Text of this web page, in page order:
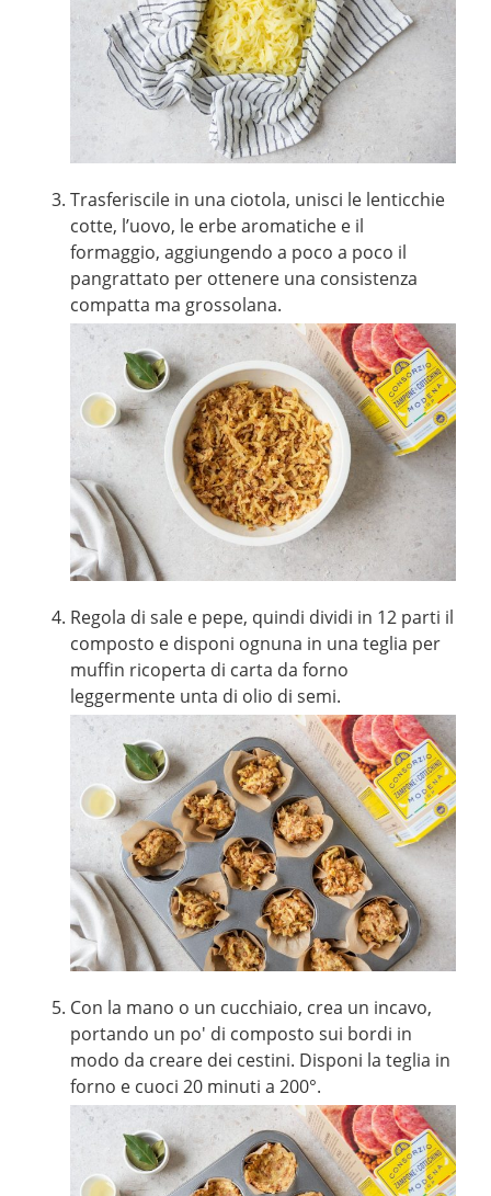
Trasferiscile in una ciotola, unisci le lenticchie
cotte, l’uovo, le erbe aromatiche e il
formaggio, aggiungendo a poco a poco il
pangrattato per ottenere una consistenza
compatta ma grossolana.
Regola di sale e pepe, quindi dividi in 12 parti il
composto e disponi ognuna in una teglia per
muffin ricoperta di carta da forno
leggermente unta di olio di semi.
Con la mano o un cucchiaio, crea un incavo,
portando un po' di composto sui bordi in
modo da creare dei cestini. Disponi la teglia in
forno e cuoci 20 minuti a 200°.